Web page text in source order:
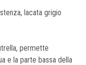
lacata grigio
permette
e la parte bassa della